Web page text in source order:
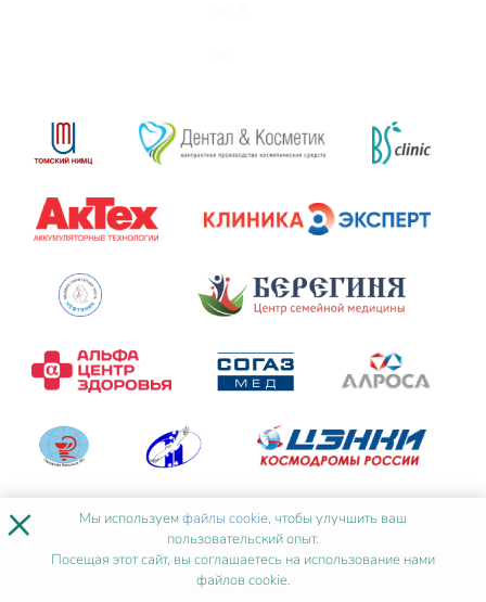
× Мы используемфайлы cookie, чтобы улучшить ваш
пользовательский опыт.
Посещая этот сайт, вы соглашаетесь на использование нами
файлов cookie.